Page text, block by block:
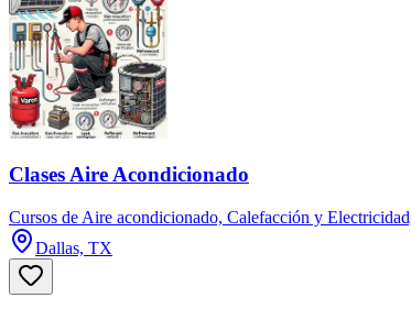
Clases Aire Acondicionado
Cursos de Aire acondicionado, Calefacción y
Dallas, TX